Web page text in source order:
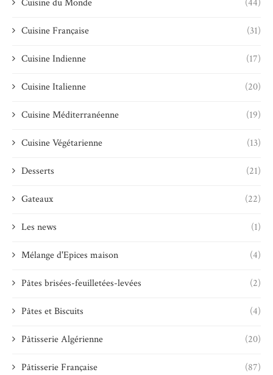
Cuisine du Monde (44)
Cuisine Française (31)
Cuisine Indienne (17)
Cuisine Italienne (20)
Cuisine Méditerranéenne (19)
Cuisine Végétarienne (13)
Desserts (21)
Gateaux (22)
Les news (1)
Mélange d'Epices maison (4)
Pâtes brisées-feuilletées-levées (2)
Pâtes et Biscuits (4)
Pâtisserie Algérienne (20)
Pâtisserie Française (87)